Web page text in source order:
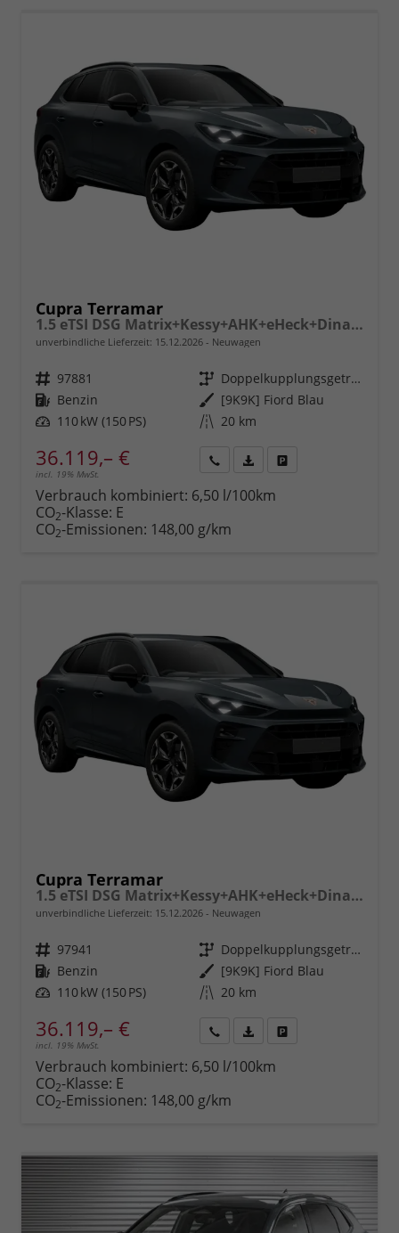
Cupra Terramar
1.5 eTSI DSG Matrix+Kessy+AHK+eHeck+Dinamica+CarPlay+eHeck+GV5
unverbindliche Lieferzeit: 15.12.2026 Neuwagen
Fahrzeugnr. 97881 Getriebe
Doppelkupplungsgetriebe (DSG)
Kraftstoff Benzin Außenfarbe [9K9K] Fiord Blau
Leistung 110 kW (150 PS) Kilometerstand 20 km
36.119,– €
incl. 19% MwSt.
anfordern
Datei,
Verbrauch kombiniert: 6,50 l/100km
CO2-Klasse: E
CO2-Emissionen: 148,00 g/km
Cupra Terramar
1.5 eTSI DSG Matrix+Kessy+AHK+eHeck+Dinamica+CarPlay+eHeck+GV5
unverbindliche Lieferzeit: 15.12.2026 Neuwagen
Fahrzeugnr. 97941 Getriebe
Doppelkupplungsgetriebe (DSG)
Kraftstoff Benzin Außenfarbe [9K9K] Fiord Blau
Leistung 110 kW (150 PS) Kilometerstand 20 km
36.119,– €
incl. 19% MwSt.
anfordern
Datei,
Verbrauch kombiniert: 6,50 l/100km
CO2-Klasse: E
CO2-Emissionen: 148,00 g/km